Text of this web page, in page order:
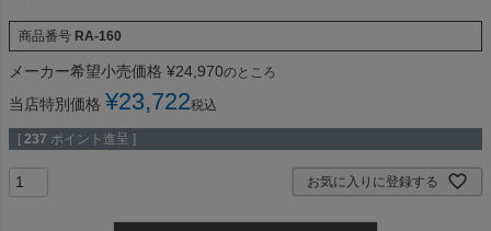
商品番号 RA-160
メーカー希望小売価格 ¥24,970のところ
当店特別価格 ¥23,722税込
[ 237 ポイント進呈 ]
お気に入りに登録する